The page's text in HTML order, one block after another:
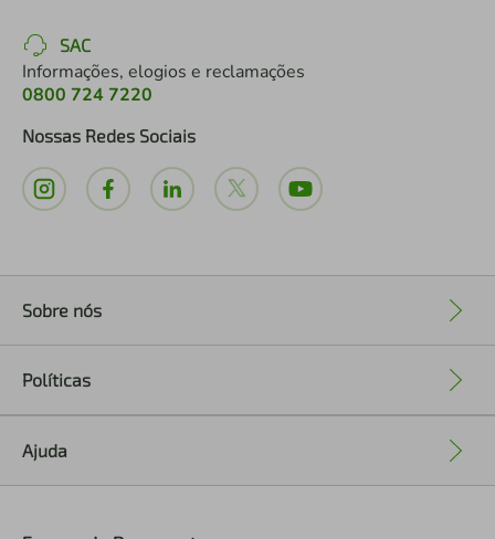
SAC
Informações, elogios e reclamações
0800 724 7220
Nossas Redes Sociais
Sobre nós
Políticas
Ajuda